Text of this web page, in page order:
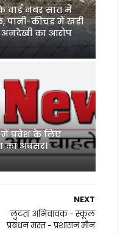
नंबर सात में
पानी-कीचड़ में खड़ी
अनदेखी का आरोप
प्रवेश के लिए
का अवसर।
NEXT
लुटता अभिवावक - स्कूल
प्रबंधन मस्त - प्रशासन मौन